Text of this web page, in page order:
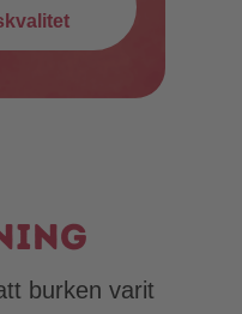
burken varit